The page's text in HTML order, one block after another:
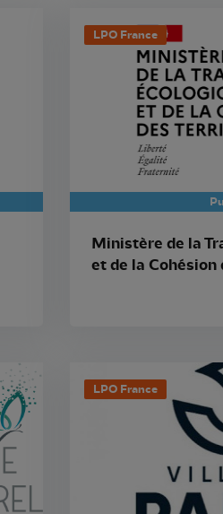
LPO France
Ministère de la
et de la
LPO France